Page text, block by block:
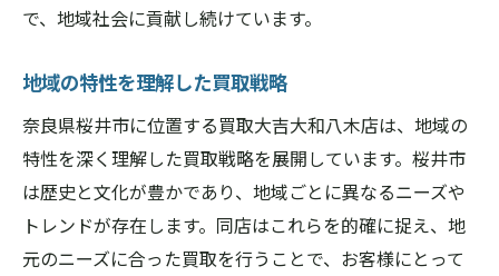
利用しやすい店舗環境
選ばれる理由とその裏側
他店との違いを生む要因
買取大吉大和八木店で奈良県桜井市の買取体験
が向上する理由
新しい買取体験を創出する取り組み
で、地域社会に貢献し続けています。
地域の特性を理解した買取戦略
奈良県桜井市に位置する買取大吉大和八木店は、地域の
特性を深く理解した買取戦略を展開しています。桜井市
は歴史と文化が豊かであり、地域ごとに異なるニーズや
トレンドが存在します。同店はこれらを的確に捉え、地
元のニーズに合った買取を行うことで、お客様にとって